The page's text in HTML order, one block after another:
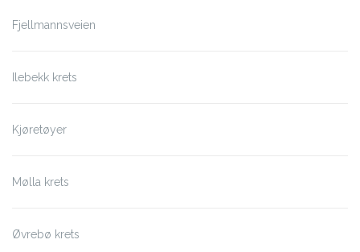
Fjellmannsveien
Ilebekk krets
Kjøretøyer
Mølla krets
Øvrebø krets